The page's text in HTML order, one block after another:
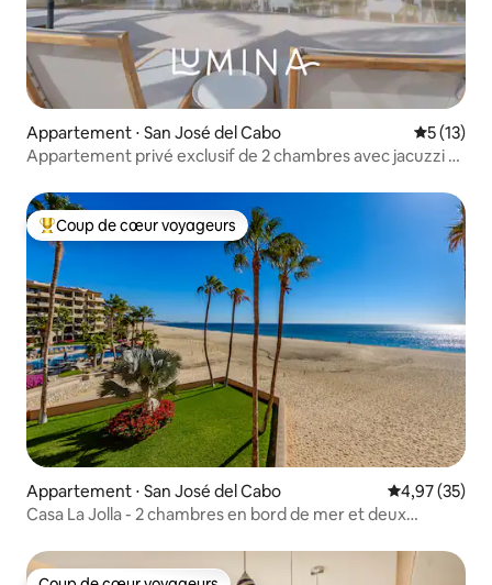
Appartement ⋅ San José del Cabo
5 (13)
Appartement privé exclusif de 2 chambres avec jacuzzi à
Coups de cœur voyageurs les plus appréciés
Coup de cœur voyageurs
Appartement ⋅ San José del Cabo Évaluation
4,97 (35)
Casa La Jolla - 2 chambres en bord de mer et deux